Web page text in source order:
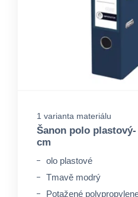
1 varianta materiálu
Šanon polo
cm
olo plastové
Tmavě modrý
Potažené